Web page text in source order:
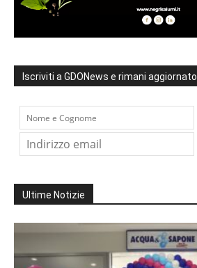
Iscriviti a GDONews e rimani aggiornato
Ultime Notizie